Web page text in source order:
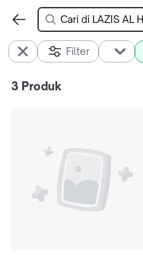
Filter
3 Produk